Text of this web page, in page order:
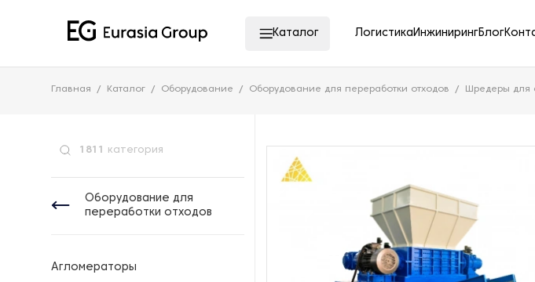
Каталог Логистика ИнжинирингБлог
Главная Каталог Оборудование Оборудование для переработки отходов Шредеры для
1811 категория
Оборудование для
переработки отходов
Агломераторы